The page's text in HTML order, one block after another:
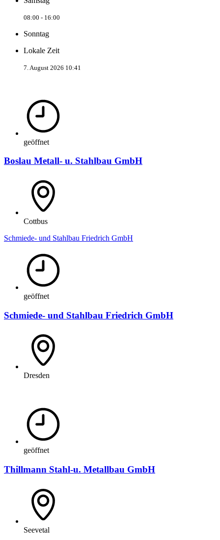
08:00 - 16:00
Sonntag
Lokale Zeit
7. August 2026 10:41
geöffnet
Boslau Metall- u. Stahlbau GmbH
Cottbus
Schmiede- und Stahlbau Friedrich GmbH
geöffnet
Schmiede- und Stahlbau Friedrich GmbH
Dresden
geöffnet
Thillmann Stahl-u. Metallbau GmbH
Seevetal